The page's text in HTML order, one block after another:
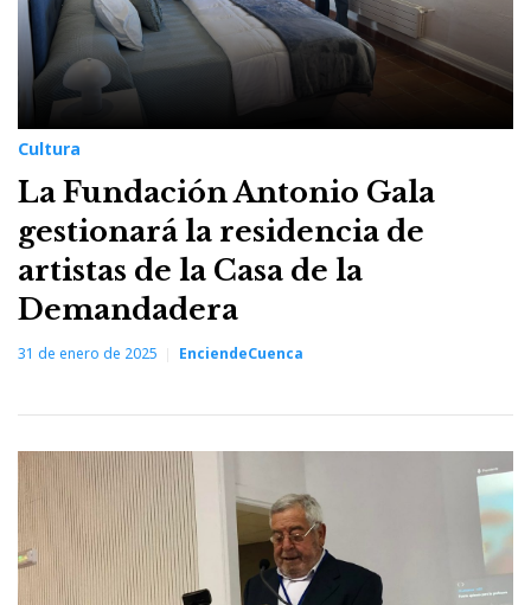
Cultura
La Fundación Antonio Gala
gestionará la residencia de
artistas de la Casa de la
Demandadera
31 de enero de 2025 EnciendeCuenca